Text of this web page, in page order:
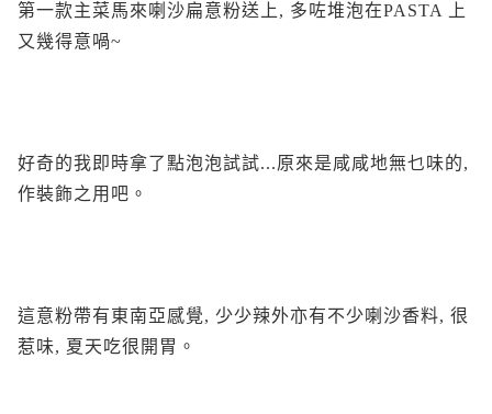
第一款主菜馬來喇沙扁意粉送上, 多咗堆泡在PASTA 上
又幾得意喎~
好奇的我即時拿了點泡泡試試...原來是咸咸地無乜味的,
作裝飾之用吧。
這意粉帶有東南亞感覺, 少少辣外亦有不少喇沙香料, 很
惹味, 夏天吃很開胃。